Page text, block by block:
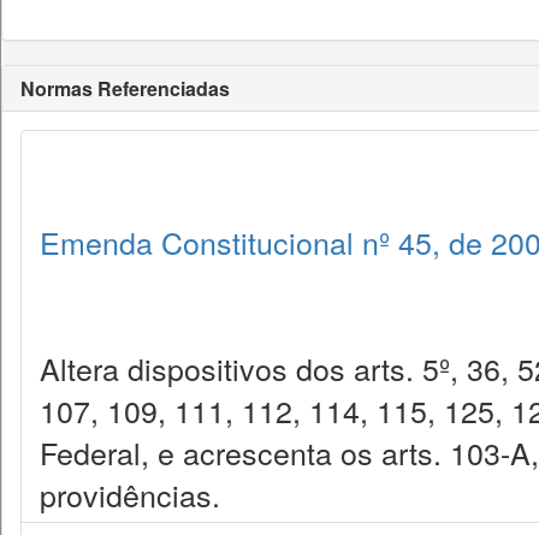
Normas Referenciadas
Emenda Constitucional nº 45, de
Altera dispositivos dos arts. 5º, 36,
107, 109, 111, 112, 114, 115, 125,
Federal, e acrescenta os arts. 103-
providências.